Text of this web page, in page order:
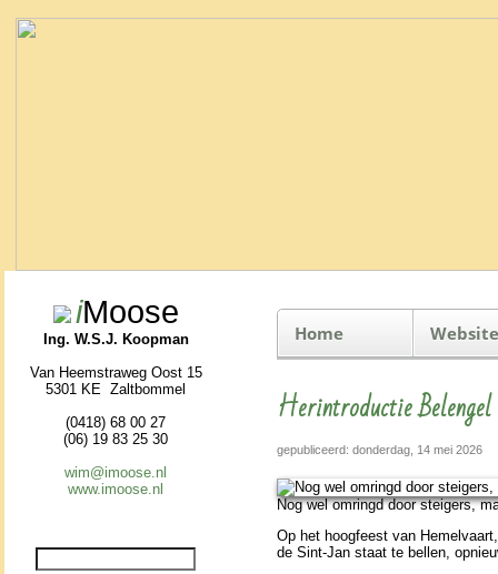
iMoose
Ing. W.S.J. Koopman
Van Heemstraweg Oost 15
5301 KE Zaltbommel
(0418) 68 00 27
(06) 19 83 25 30
wim@imoose.nl
www.imoose.nl
Home
Herintroductie
gepubliceerd: donderdag, 14 mei 2026
Nog wel omringd door steigers,
Op het hoog­feest van
de Sint-Jan staat te bellen,